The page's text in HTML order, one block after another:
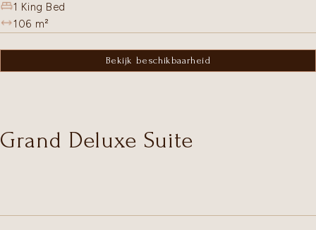
1 King Bed
106 m²
Bekijk beschikbaarheid
Grand Deluxe Suite